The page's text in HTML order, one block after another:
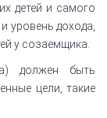
детей и самого
уровень дохода,
у созаемщика.
должен быть
цели, такие